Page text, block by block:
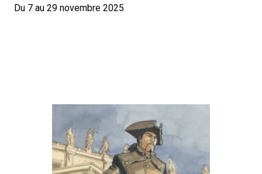
Du 7 au 29 novembre 2025